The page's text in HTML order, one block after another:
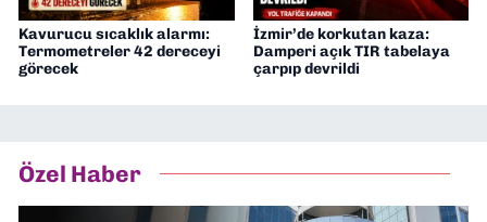
Kavurucu sıcaklık alarmı:
Termometreler 42 dereceyi
görecek
İzmir’de korkutan kaza:
Damperi açık TIR tabelaya
çarpıp devrildi
Özel Haber